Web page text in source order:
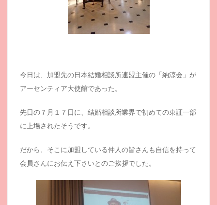
今日は、加盟先の日本結婚相談所連盟主催の「納涼会」が
アーセンティア大使館であった。
先日の７月１７日に、結婚相談所業界で初めての東証一部
に上場されたそうです。
だから、そこに加盟している仲人の皆さんも自信を持って
会員さんにお伝え下さいとのご挨拶でした。